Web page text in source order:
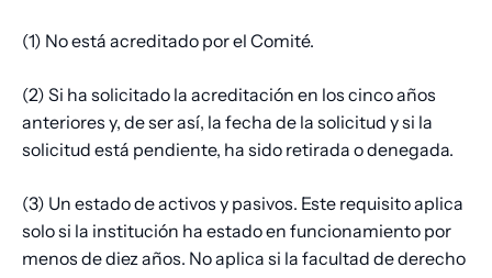
(1) No está acreditado por el Comité.
(2) Si ha solicitado la acreditación en los cinco años
anteriores y, de ser así, la fecha de la solicitud y si la
solicitud está pendiente, ha sido retirada o denegada.
(3) Un estado de activos y pasivos. Este requisito aplica
solo si la institución ha estado en funcionamiento por
menos de diez años. No aplica si la facultad de derecho